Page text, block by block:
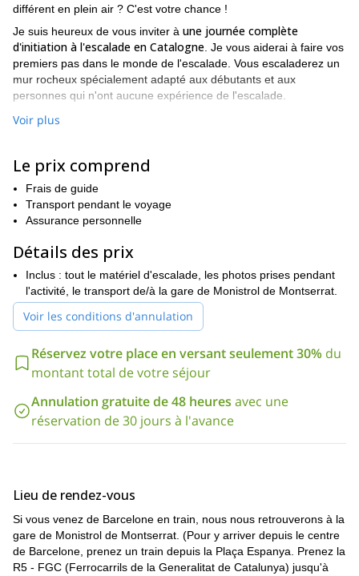
différent en plein air ? C'est votre chance !
Je suis heureux de vous inviter à une journée complète
d'initiation à l'escalade en Catalogne . Je vous aiderai à faire vos
premiers pas dans le monde de l'escalade. Vous escaladerez un
mur rocheux spécialement adapté aux débutants et aux
personnes qui n'ont aucune expérience de l'escalade.
Dites à vos proches, à vos amis ou à vos collègues de travail de
vous fournirai tout ce dont vous avez besoin. L'équipement
technique et de sécurité ainsi qu'un album photo sont inclus !
Envoyez votre demande pour réserver ce programme en
Catalogne. Je suis sûr que vous apprendrez beaucoup et
jamais l'escalade !
Notez que cette activité peut aussi être adaptée aux enfants et je
peux vous emmener dans un endroit parfait pour que les plus
jeunes puissent profiter de cette activité étonnante.
Voir plus
Le prix comprend
Frais de guide
Transport pendant le voyage
Assurance personnelle
Détails des prix
Inclus : tout le matériel d'escalade, les photos prises pendant
l'activité, le transport de/à la gare de Monistrol de Montserrat.
Voir les conditions d'annulation
Réservez votre place en versant seulement 30% du
montant total de votre séjour
Annulation gratuite de 48 heures avec une
réservation de 30 jours à l'avance
Lieu de rendez-vous
Si vous venez de Barcelone en train, nous nous retrouverons à la
gare de Monistrol de Montserrat. (Pour y arriver depuis le centre
de Barcelone, prenez un train depuis la Plaça Espanya. Prenez la
R5 - FGC (Ferrocarrils de la Generalitat de Catalunya) jusqu'à